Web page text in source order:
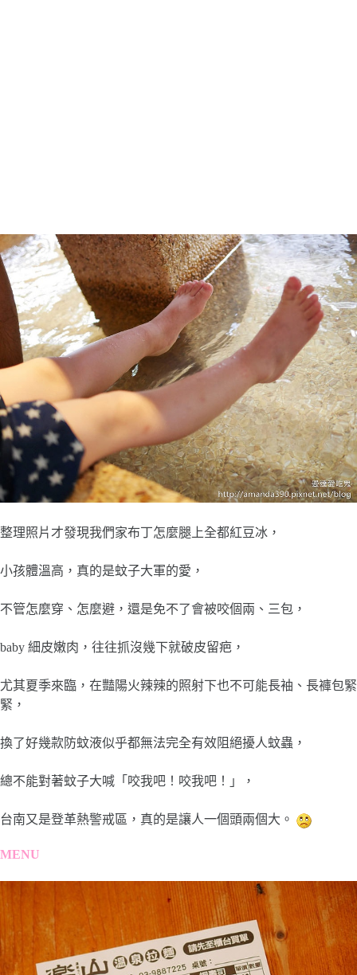
整理照片才發現我們家布丁怎麼腿上全都紅豆冰，
小孩體溫高，真的是蚊子大軍的愛，
不管怎麼穿、怎麼避，還是免不了會被咬個兩、三包，
baby 細皮嫩肉，往往抓沒幾下就破皮留疤，
尤其夏季來臨，在豔陽火辣辣的照射下也不可能長袖、長褲包緊
緊，
換了好幾款防蚊液似乎都無法完全有效阻絕擾人蚊蟲，
總不能對著蚊子大喊「咬我吧！咬我吧！」，
台南又是登革熱警戒區，真的是讓人一個頭兩個大。
MENU